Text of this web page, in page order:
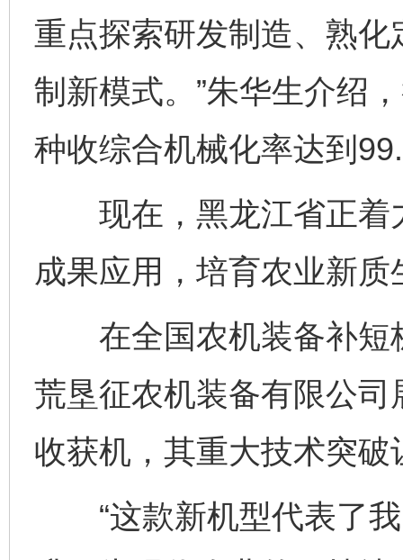
重点探索研发制造、熟
制新模式。”朱华生介绍
种收综合机械化率达到
现在，黑龙江省正着
成果应用，培育农业新
在全国农机装备补短
荒垦征农机装备有限公
收获机，其重大技术突破
“这款新机型代表了我